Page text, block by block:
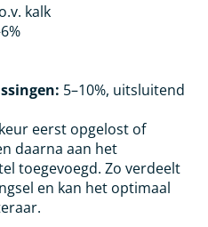
kalk
5–10%, uitsluitend
eerst opgelost of
daarna aan het
toegevoegd. Zo verdeelt
en kan het optimaal